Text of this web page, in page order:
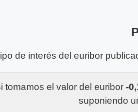
de interés del euribor
tomamos el valor del euribor -
suponiendo